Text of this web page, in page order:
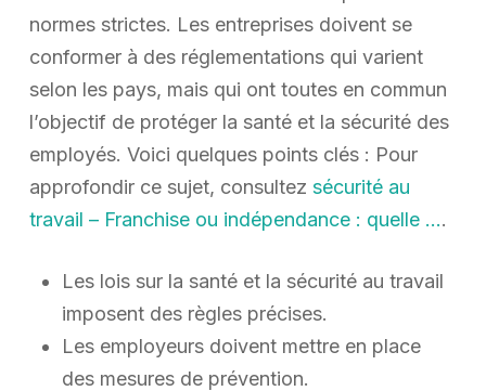
normes strictes. Les entreprises doivent se
conformer à des réglementations qui varient
selon les pays, mais qui ont toutes en commun
l’objectif de protéger la santé et la sécurité des
employés. Voici quelques points clés : Pour
approfondir ce sujet, consultez sécurité au
travail – Franchise ou indépendance : quelle ….
Les lois sur la santé et la sécurité au travail
imposent des règles précises.
Les employeurs doivent mettre en place
des mesures de prévention.